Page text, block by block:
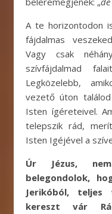
A te horizontodon
fájdalmas
Vagy csak
szívfájdalmad
Legközelebb,
vezető úton
Isten ígéreteivel.
telepszik rád,
Isten Igéjével a
Úr Jézus,
belegondolok,
Jerikóból, teljes
kereszt vár